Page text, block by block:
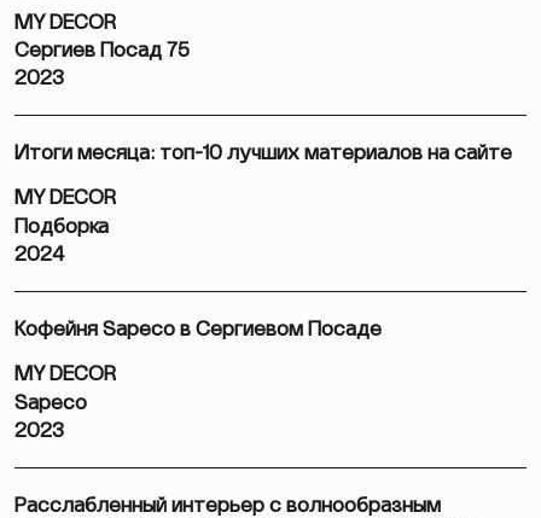
MY DECOR
Сергиев Посад 75
2023
Итоги месяца: топ-10 лучших материалов на сайте
MY DECOR
Подборка
2024
Кофейня Sapeco в Сергиевом Посаде
MY DECOR
Sapeco
2023
Расслабленный интерьер с волнообразным